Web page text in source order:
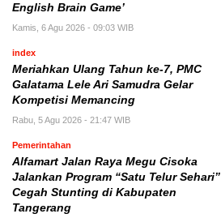
English Brain Game’
Kamis, 6 Agu 2026 - 09:03 WIB
index
Meriahkan Ulang Tahun ke-7, PMC
Galatama Lele Ari Samudra Gelar
Kompetisi Memancing
Rabu, 5 Agu 2026 - 21:47 WIB
Pemerintahan
Alfamart Jalan Raya Megu Cisoka
Jalankan Program “Satu Telur Sehari”
Cegah Stunting di Kabupaten
Tangerang